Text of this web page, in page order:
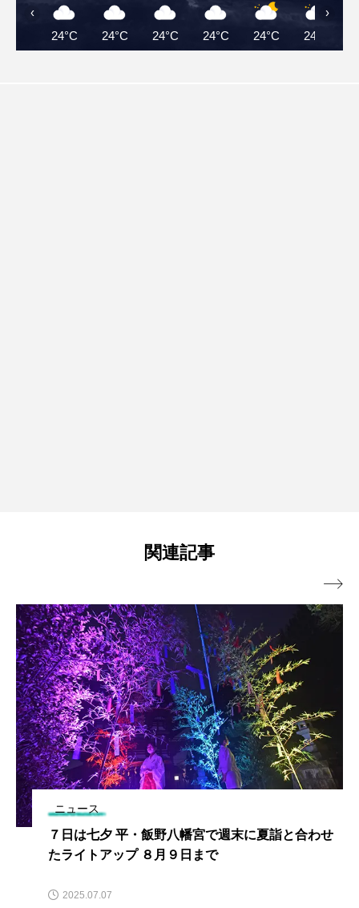
24°C 24°C 24°C 24°C 24°C 24°C
‹ ›
関連記事
ニュース
７日は七夕 平・飯野八幡宮で週末に夏詣と合わせ
たライトアップ ８月９日まで
2025.07.07
